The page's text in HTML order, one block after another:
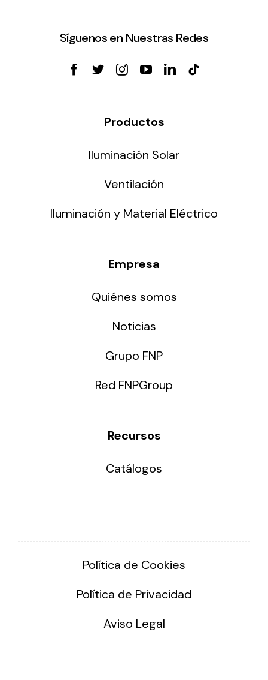
Síguenos en Nuestras Redes
Productos
Iluminación Solar
Ventilación
Iluminación y Material Eléctrico
Empresa
Quiénes somos
Noticias
Grupo FNP
Red FNPGroup
Recursos
Catálogos
Política de Cookies
Política de Privacidad
Aviso Legal